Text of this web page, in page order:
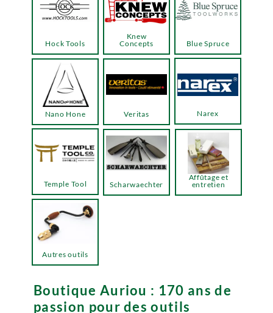
Boutique Auriou : 170 ans de
passion pour des outils
Hock Tools
Knew
Concepts
Temple Tool
Blue Spruce
Narex
Veritas
Nano Hone
Autres outils
Scharwaechter
Affûtage et
entretien